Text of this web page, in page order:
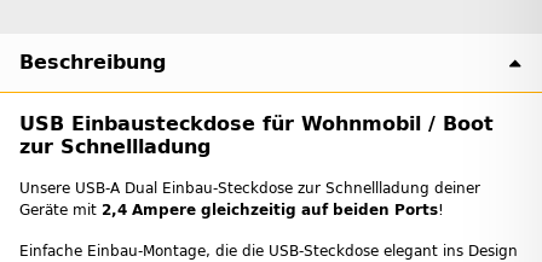
Beschreibung
USB Einbausteckdose für Wohnmobil / Boot
zur Schnellladung
Unsere USB-A Dual Einbau-Steckdose zur Schnellladung deiner
Geräte mit 2,4 Ampere gleichzeitig auf beiden Ports!
Einfache Einbau-Montage, die die USB-Steckdose elegant ins Design